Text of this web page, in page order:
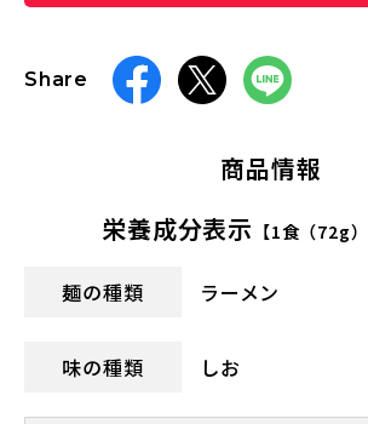
Share
商品情報
栄養成分表示 【1食（72g
麺の種類 ラーメン
味の種類 しお